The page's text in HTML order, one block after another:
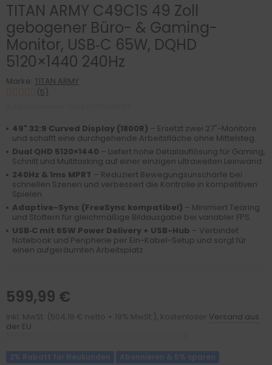
TITAN ARMY C49C1S 49 Zoll
gebogener Büro- & Gaming-
Monitor, USB‑C 65W, DQHD
5120×1440 240Hz
Marke: TITAN ARMY
(5)
49" 32:9 Curved Display (1800R) – Ersetzt zwei 27"-Monitore
und schafft eine durchgehende Arbeitsfläche ohne Mittelsteg.
Dual QHD 5120×1440 – Liefert hohe Detailauflösung für Gaming,
Schnitt und Multitasking auf einer einzigen ultraweiten Leinwand.
240Hz & 1ms MPRT – Reduziert Bewegungsunschärfe bei
schnellen Szenen und verbessert die Kontrolle in kompetitiven
Spielen.
Adaptive-Sync (FreeSync kompatibel) – Minimiert Tearing
und Stottern für gleichmäßige Bildausgabe bei variabler FPS.
USB‑C mit 65W Power Delivery + USB-Hub – Verbindet
Notebook und Peripherie per Ein-Kabel-Setup und sorgt für
einen aufgeräumten Arbeitsplatz.
599,99 €
inkl. MwSt. (504,19 € netto + 19% MwSt.), kostenloser Versand aus
der EU